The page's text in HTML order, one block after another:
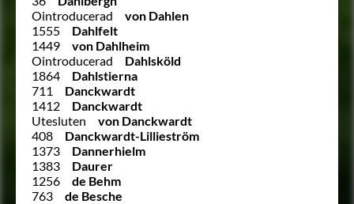
Ointroducerad
von Dahlen
1555
Dahlfelt
1449
von Dahlheim
Ointroducerad
Dahlsköld
1864
Dahlstierna
711
Danckwardt
1412
Danckwardt
Utesluten
von Danckwardt
408
Danckwardt-Lillieström
1373
Dannerhielm
1383
Daurer
1256
de Behm
763
de Besche